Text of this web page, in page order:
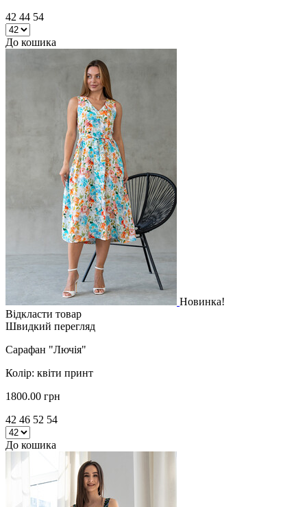
42 44 54
До кошика
Новинка!
Відкласти товар
Швидкий перегляд
Сарафан "Лючія"
Колір: квіти принт
1800.00 грн
42 46 52 54
До кошика